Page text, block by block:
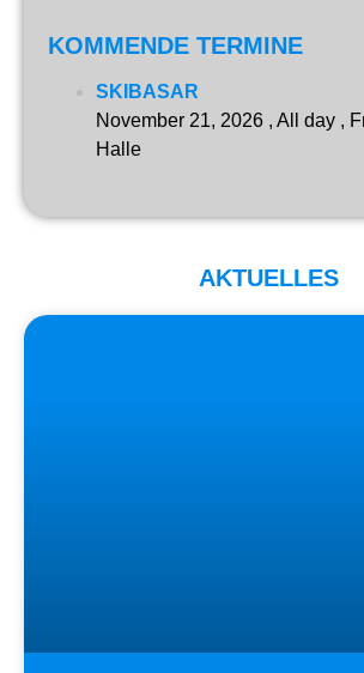
KOMMENDE TERMINE
SKIBASAR
November 21, 2026 , All day ,
Halle
AKTUELLES